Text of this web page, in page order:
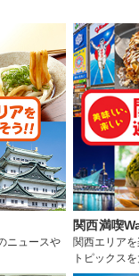
ニュースや
関西満喫
関西エリア
トピックス